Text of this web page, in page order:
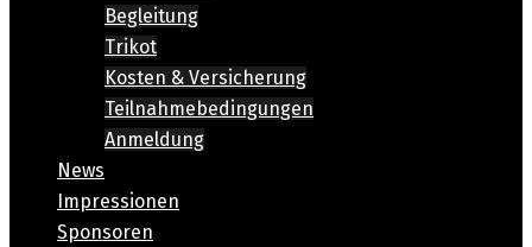
Begleitung
Trikot
Kosten & Versicherung
Teilnahmebedingungen
Anmeldung
News
Impressionen
Sponsoren